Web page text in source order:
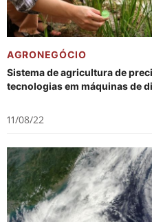
AGRONEGÓCIO
Sistema de agricultura de
tecnologias em máquinas de
11/08/22